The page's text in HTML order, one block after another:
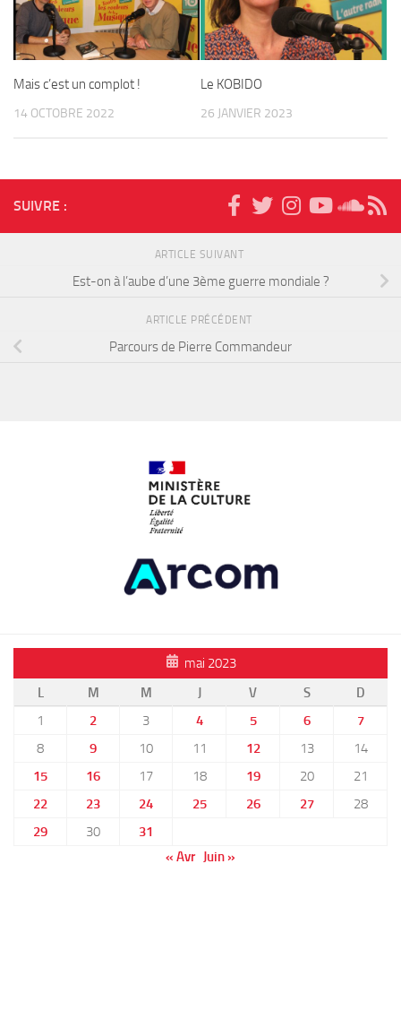
Mais c’est un complot !
14 OCTOBRE 2022
Le KOBIDO
26 JANVIER 2023
SUIVRE :
ARTICLE SUIVANT
Est-on à l’aube d’une 3ème guerre mondiale ?
ARTICLE PRÉCÉDENT
Parcours de Pierre Commandeur
mai 2023
L
M M J V S
D
1
2 3 4 5 6
7
8
9 10 11 12 13
14
15
16 17 18 19 20
21
22
23 24 25 26 27
28
29
30
31
« Avr Juin »